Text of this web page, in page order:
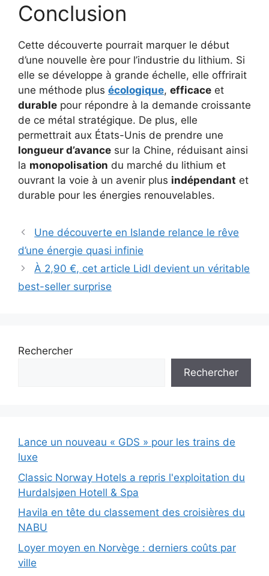
Conclusion
Cette découverte pourrait marquer le début
d’une nouvelle ère pour l’industrie du lithium. Si
elle se développe à grande échelle, elle offrirait
une méthode plus écologique, efficace et
durable pour répondre à la demande croissante
de ce métal stratégique. De plus, elle
permettrait aux États-Unis de prendre une
longueur d’avance sur la Chine, réduisant ainsi
la monopolisation du marché du lithium et
ouvrant la voie à un avenir plus indépendant et
durable pour les énergies renouvelables.
Une découverte en Islande relance le rêve
d’une énergie quasi infinie
À 2,90 €, cet article Lidl devient un véritable
best-seller surprise
Rechercher
Rechercher
Lance un nouveau « GDS » pour les trains de
luxe
Classic Norway Hotels a repris l'exploitation du
Hurdalsjøen Hotell & Spa
Havila en tête du classement des croisières du
NABU
Loyer moyen en Norvège : derniers coûts par
ville